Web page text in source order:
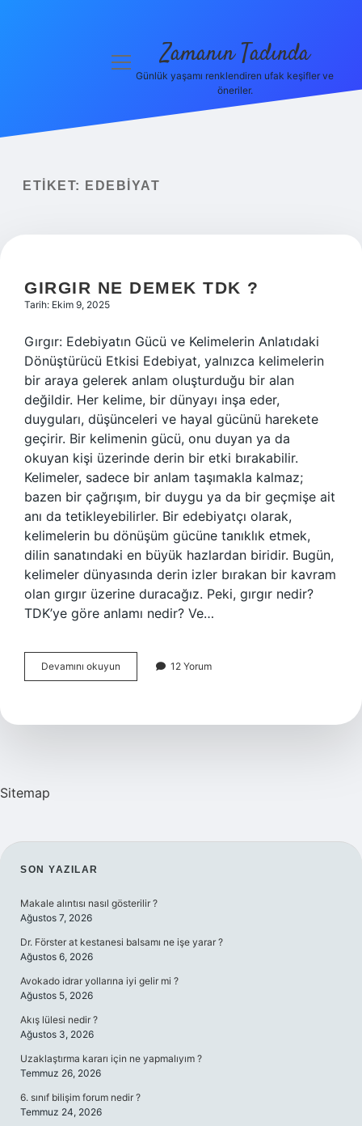
menüyüZamanın Tadında
Günlük yaşamı renklendiren ufak keşifler ve
öneriler.
ETIKET: EDEBIYAT
GIRGIR NE DEMEK TDK ?
Tarih: Ekim 9, 2025
Gırgır: Edebiyatın Gücü ve Kelimelerin Anlatıdaki
Dönüştürücü Etkisi Edebiyat, yalnızca kelimelerin
bir araya gelerek anlam oluşturduğu bir alan
değildir. Her kelime, bir dünyayı inşa eder,
duyguları, düşünceleri ve hayal gücünü harekete
geçirir. Bir kelimenin gücü, onu duyan ya da
okuyan kişi üzerinde derin bir etki bırakabilir.
Kelimeler, sadece bir anlam taşımakla kalmaz;
bazen bir çağrışım, bir duygu ya da bir geçmişe ait
anı da tetikleyebilirler. Bir edebiyatçı olarak,
kelimelerin bu dönüşüm gücüne tanıklık etmek,
dilin sanatındaki en büyük hazlardan biridir. Bugün,
kelimeler dünyasında derin izler bırakan bir kavram
olan gırgır üzerine duracağız. Peki, gırgır nedir?
TDK’ye göre anlamı nedir? Ve…
Devamını okuyun
ne
?
12 Yorum
Sitemap
SIDEBAR
SON YAZILAR
Makale alıntısı nasıl gösterilir ?
Ağustos 7, 2026
Dr. Förster at kestanesi balsamı ne işe yarar ?
Ağustos 6, 2026
Avokado idrar yollarına iyi gelir mi ?
Ağustos 5, 2026
Akış lülesi nedir ?
Ağustos 3, 2026
Uzaklaştırma kararı için ne yapmalıyım ?
Temmuz 26, 2026
6. sınıf bilişim forum nedir ?
Temmuz 24, 2026